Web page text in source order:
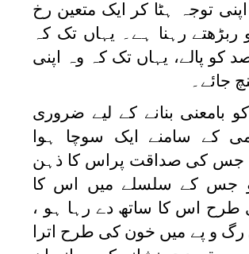
توجہ ہٹا کر ایک متعین رخ
ربڑھتے رہنا ہے۔ یہاں تک کہ
کو پالے، یہاں تک کہ وہ اپنی
جائے۔
بامعنی بنانے کے لیے ضروری
کے سامنے ایک سوچا ہوا
جس کی صداقت پراس کا ذہن
جس کے سلسلے میں اس کا
طرح اس کا ساتھ دے رہا ہو ،
و پے میں خون کی طرح اترا